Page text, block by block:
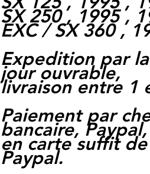
SX 250 , 1995 ,
EXC / SX 360 ,
Expedition par
jour ouvrable,
livraison entre 1
Paiement par
bancaire, Paypal,
en carte suffit
Paypal.